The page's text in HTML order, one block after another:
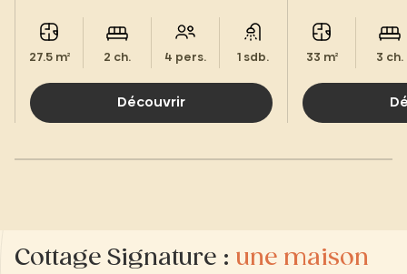
27.5 m² 2 ch. 4 pers. 1 sdb.
Découvrir
33 m² 3 ch.
Cottage Signature : une maison